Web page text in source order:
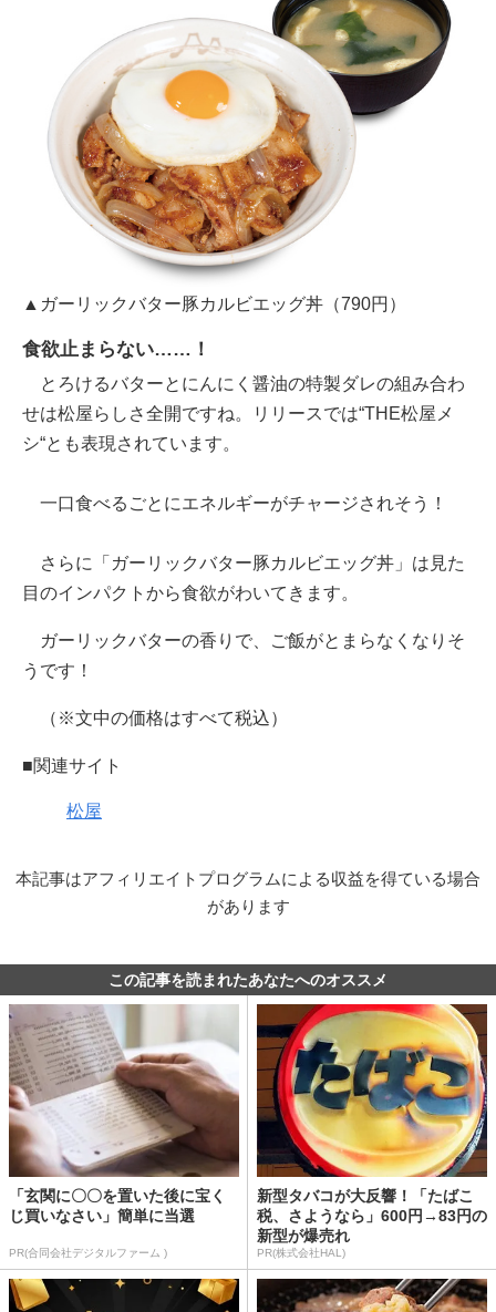
▲ガーリックバター豚カルビエッグ丼（790円）
食欲止まらない……！
とろけるバターとにんにく醤油の特製ダレの組み合わ
せは松屋らしさ全開ですね。リリースでは“THE松屋メ
シ“とも表現されています。
一口食べるごとにエネルギーがチャージされそう！
さらに「ガーリックバター豚カルビエッグ丼」は見た
目のインパクトから食欲がわいてきます。
ガーリックバターの香りで、ご飯がとまらなくなりそ
うです！
（※文中の価格はすべて税込）
■関連サイト
松屋
本記事はアフィリエイトプログラムによる収益を得ている場合
があります
この記事を読まれたあなたへのオススメ
「玄関に〇〇を置いた後に宝く
じ買いなさい」簡単に当選
PR(合同会社デジタルファーム )
新型タバコが大反響！「たばこ
税、さようなら」600円→83円の
新型が爆売れ
PR(株式会社HAL)